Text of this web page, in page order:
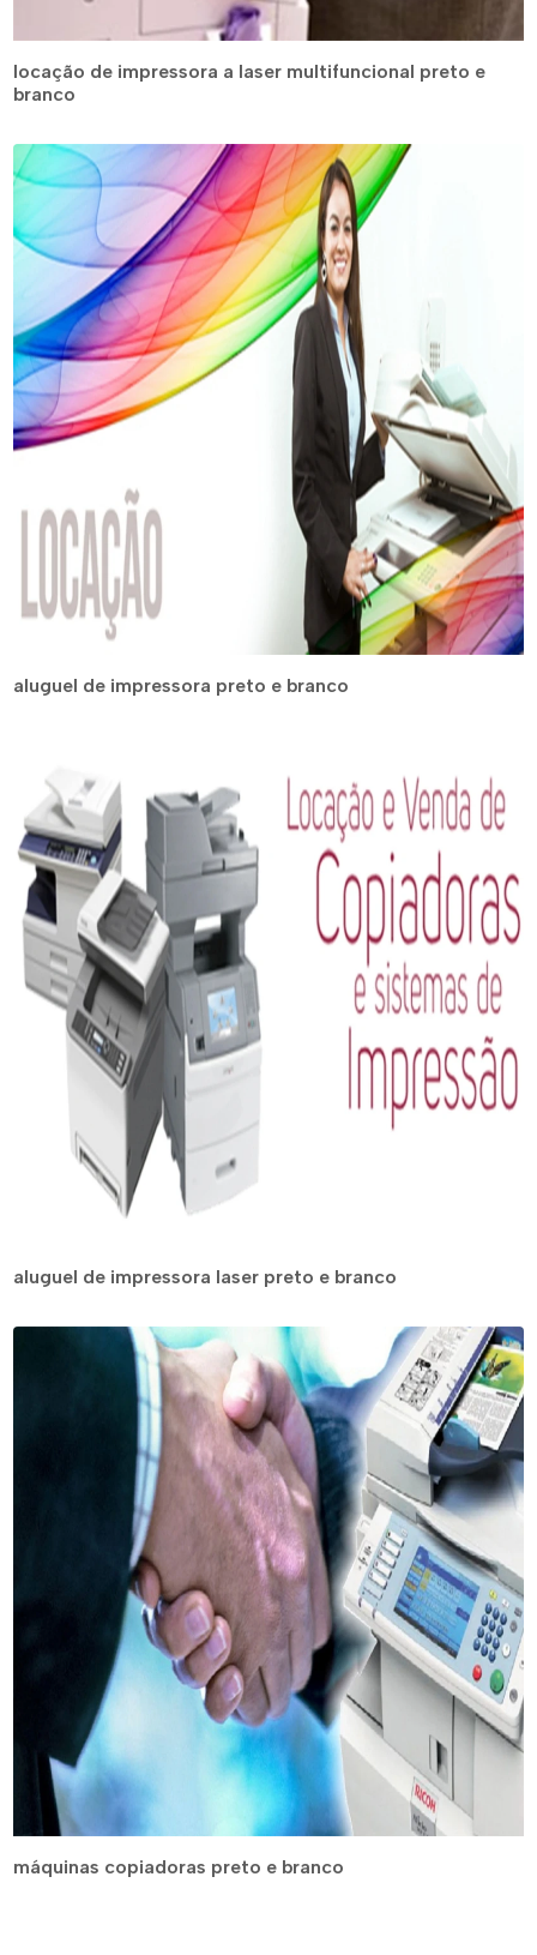
locação de impressora a laser multifuncional preto e
branco
aluguel de impressora preto e branco
aluguel de impressora laser preto e branco
máquinas copiadoras preto e branco